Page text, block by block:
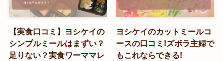
【実食口コミ】ヨシケイの
シンプルミールはまずい？
足りない？実食ワーママレ
ヨシケイのカットミールコ
ースの口コミ!ズボラ主婦で
もこれならできる!